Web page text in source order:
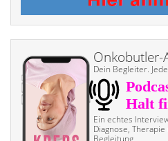
Onkobutler-
Dein Begleiter.
Ein echtes
Diagnose,
Begleitung